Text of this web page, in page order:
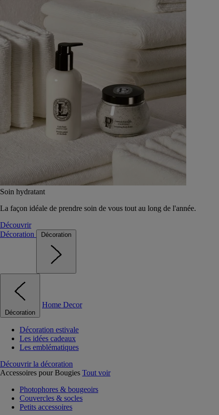
Soin hydratant
La façon idéale de prendre soin de vous tout au long de l'année.
Découvrir
Décoration
Décoration
Décoration
Home Decor
Décoration estivale
Les idées cadeaux
Les emblématiques
Découvrir la décoration
Accessoires pour Bougies Tout voir
Photophores & bougeoirs
Couvercles & socles
Petits accessoires